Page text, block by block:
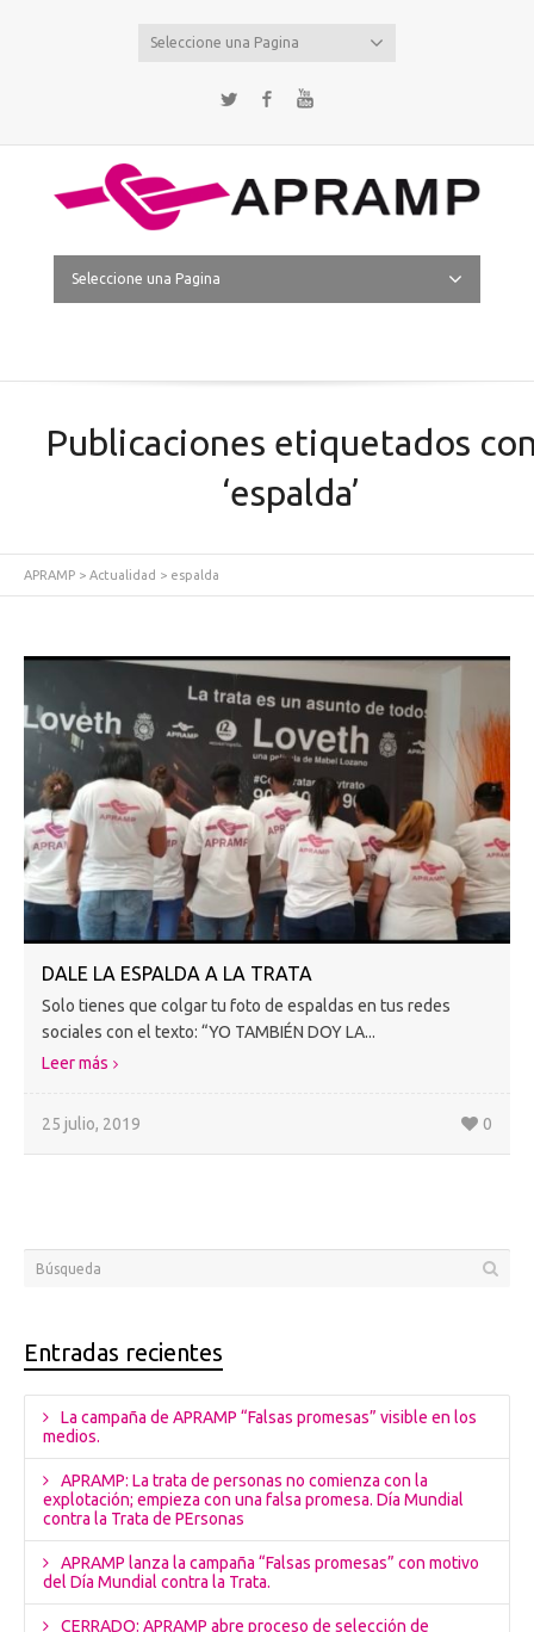
Seleccione una Pagina
Twitter Facebook
Seleccione una Pagina
Publicaciones etiquetados
‘espalda’
APRAMP > Actualidad > espalda
DALE LA ESPALDA A LA TRATA
Solo tienes que colgar tu foto de espaldas en tus redes
sociales con el texto: “YO TAMBIÉN DOY LA...
Leer más
25 julio, 2019 0
Entradas recientes
La campaña de APRAMP “Falsas promesas” visible en los
medios.
APRAMP: La trata de personas no comienza con la
explotación; empieza con una falsa promesa. Día Mundial
contra la Trata de PErsonas
APRAMP lanza la campaña “Falsas promesas” con motivo
del Día Mundial contra la Trata.
CERRADO: APRAMP abre proceso de selección de